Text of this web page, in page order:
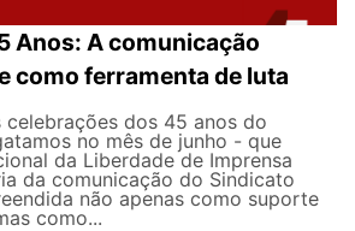
Anos: A comunicação
como ferramenta de luta
dos 45 anos do
no mês de junho - que
da Liberdade de Imprensa
da comunicação do Sindicato
não apenas como suporte
como...